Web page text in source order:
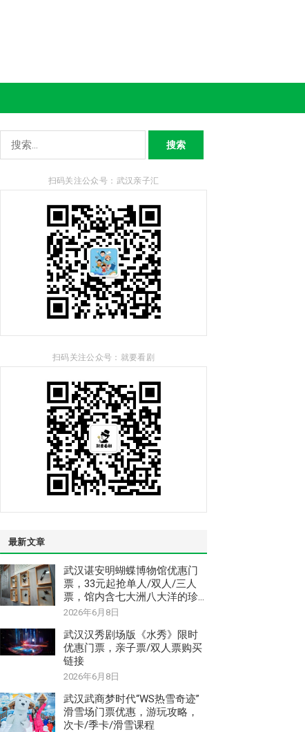
索：
扫码关注公众号：武汉亲子汇
扫码关注公众号：就要看剧
最新文章
武汉谌安明蝴蝶博物馆优惠门
票，33元起抢单人/双人/三人
票，馆内含七大洲八大洋的珍
惜稀昆虫和蝴蝶标本
2026年6月8日
武汉汉秀剧场版《水秀》限时
优惠门票，亲子票/双人票购买
链接
2026年6月8日
武汉武商梦时代“WS热雪奇迹”
滑雪场门票优惠，游玩攻略，
次卡/季卡/滑雪课程